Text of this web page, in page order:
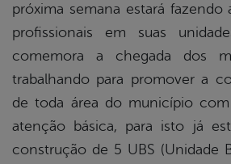
próxima semana estará fazendo
profissionais em suas
comemora a chegada dos
trabalhando para promover a
de toda área do município
atenção básica, para isto já
construção de 5 UBS (Unidade